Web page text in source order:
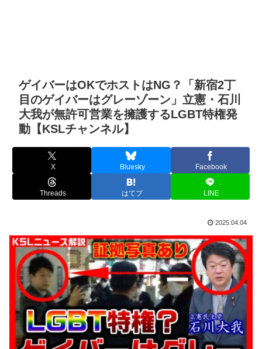
ゲイバーはOKでホストはNG？「新宿2丁
目のゲイバーはグレーゾーン」立憲・石川
大我が無許可営業を擁護するLGBT特権発
動【KSLチャンネル】
X Bluesky Facebook
Threads はてブ LINE
2025.04.04